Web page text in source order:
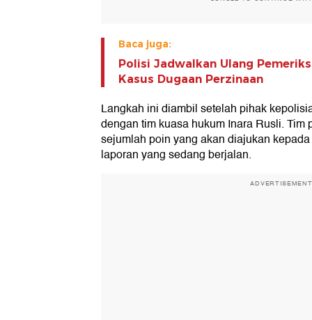
Baca juga:
Polisi Jadwalkan Ulang
Kasus Dugaan Perzinaan
Langkah ini diambil setelah pihak
dengan tim kuasa hukum Inara Rusli. Tim
sejumlah poin yang akan diajukan
laporan yang sedang berjalan.
ADVERTISEMENT